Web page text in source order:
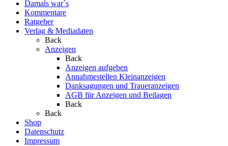
Damals war´s
Kommentare
Ratgeber
Verlag & Mediadaten
Back
Anzeigen
Back
Anzeigen aufgeben
Annahmestellen Kleinanzeigen
Danksagungen und Traueranzeigen
AGB für Anzeigen und Beilagen
Back
Back
Shop
Datenschutz
Impressum